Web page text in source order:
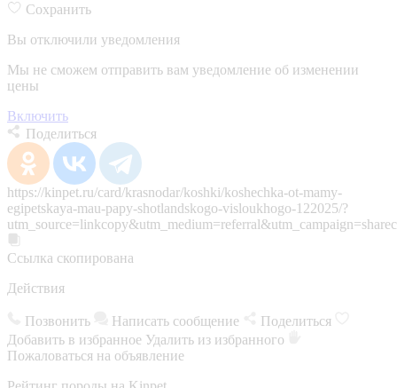
Сохранить
Вы отключили уведомления
Мы не сможем отправить вам уведомление об изменении
цены
Включить
Поделиться
https://kinpet.ru/card/krasnodar/koshki/koshechka-ot-mamy-
egipetskaya-mau-papy-shotlandskogo-visloukhogo-122025/?
Ссылка скопирована
Действия
Позвонить Написать сообщение
Поделиться
Добавить в избранное Удалить из избранного
Пожаловаться на объявление